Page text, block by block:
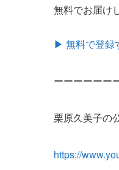
無料でお届け
▶ 無料で登録
ーーーーーー
栗原久美子の
https://